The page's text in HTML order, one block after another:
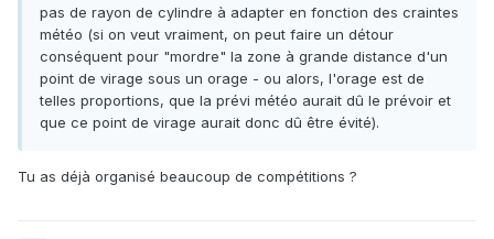
pas de rayon de cylindre à adapter en fonction des craintes
météo (si on veut vraiment, on peut faire un détour
conséquent pour "mordre" la zone à grande distance d'un
point de virage sous un orage - ou alors, l'orage est de
telles proportions, que la prévi météo aurait dû le prévoir et
que ce point de virage aurait donc dû être évité).
Tu as déjà organisé beaucoup de compétitions ?